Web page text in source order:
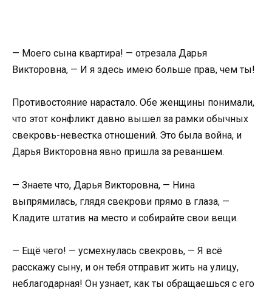
— Моего сына квартира! — отрезала Дарья
Викторовна, — И я здесь имею больше прав, чем ты!
Противостояние нарастало. Обе женщины понимали,
что этот конфликт давно вышел за рамки обычных
свекровь-невестка отношений. Это была война, и
Дарья Викторовна явно пришла за реваншем.
— Знаете что, Дарья Викторовна, — Нина
выпрямилась, глядя свекрови прямо в глаза, —
Кладите штатив на место и собирайте свои вещи.
— Ещё чего! — усмехнулась свекровь, — Я всё
расскажу сыну, и он тебя отправит жить на улицу,
неблагодарная! Он узнает, как ты обращаешься с его